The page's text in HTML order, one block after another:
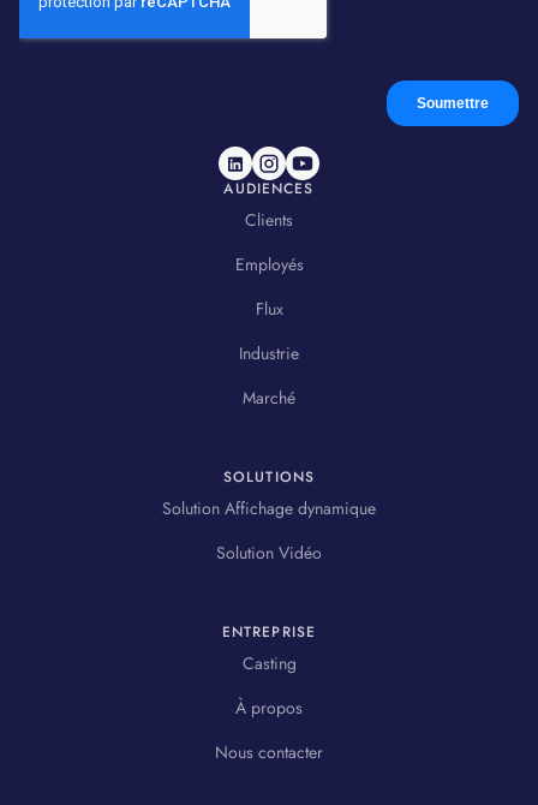
AUDIENCES
Clients
Employés
Flux
Industrie
Marché
SOLUTIONS
Solution Affichage dynamique
Solution Vidéo
ENTREPRISE
Casting
À propos
Nous contacter